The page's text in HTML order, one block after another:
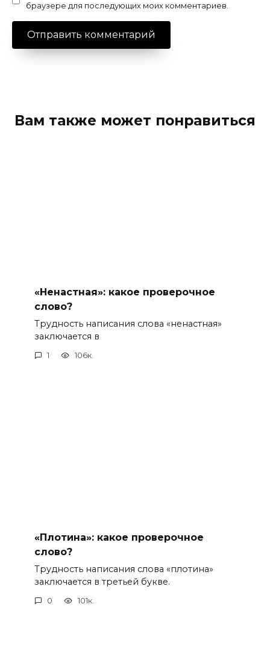
браузере для последующих моих комментариев.
Вам также может понравиться
«Ненастная»: какое проверочное
слово?
Трудность написания слова «ненастная»
заключается в
1 106к.
«Плотина»: какое проверочное
слово?
Трудность написания слова «плотина»
заключается в третьей букве.
0 101к.